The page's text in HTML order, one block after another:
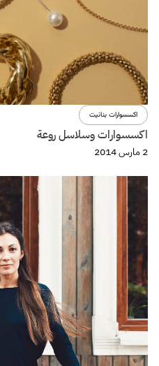
اكسسوارات بنانيت
اكسسوارات وسلاسل روعة
2 مارس 2014